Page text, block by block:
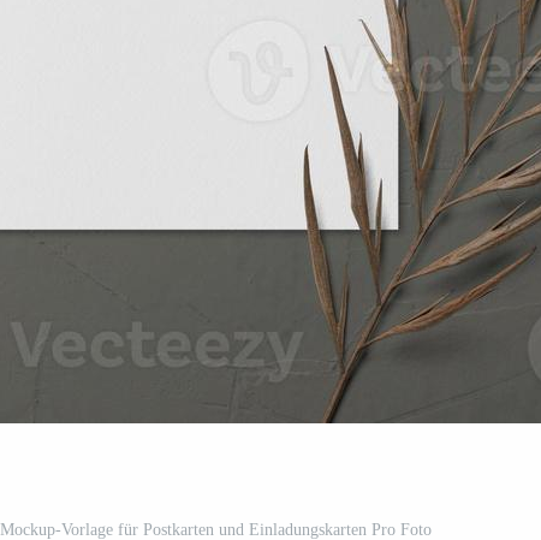
Mockup-Vorlage für Postkarten und Einladungskarten Pro Foto